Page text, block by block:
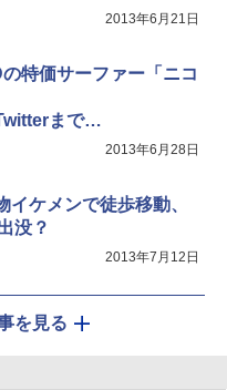
2013年6月21日
特価サーファー「ニコ
まで…
2013年6月28日
イケメンで徒歩移動、
没？
2013年7月12日
を見る